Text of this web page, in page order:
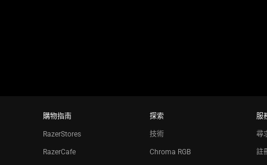
購物指南
RazerStores
RazerCafe
探索
技術
Chroma RGB
服
尋
註